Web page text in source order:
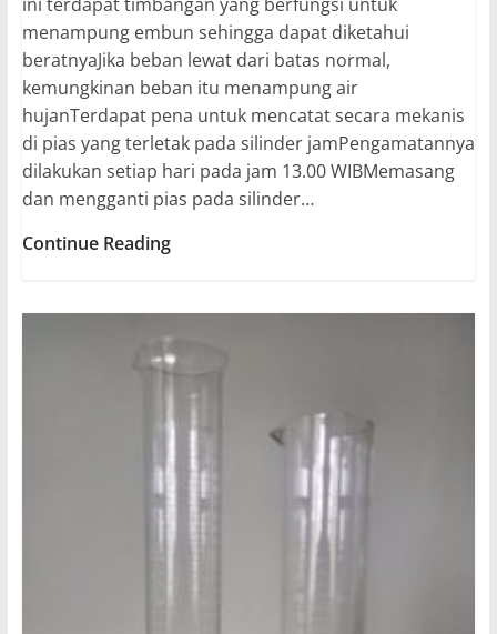
menampung embun sehingga dapat diketahui
beratnyaJika beban lewat dari batas normal,
kemungkinan beban itu menampung air
hujanTerdapat pena untuk mencatat secara mekanis
di pias yang terletak pada silinder jamPengamatannya
dilakukan setiap hari pada jam 13.00 WIBMemasang
dan mengganti pias pada silinder…
Continue ReadingDew